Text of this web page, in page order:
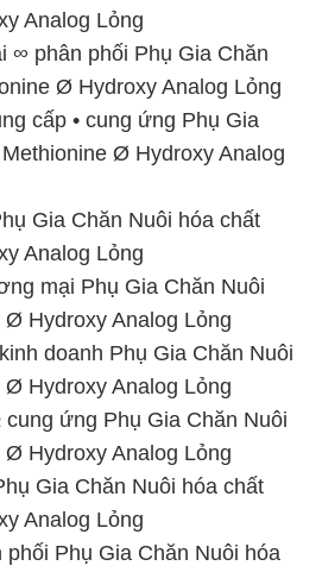
Analog Lỏng
∞ phân phối Phụ Gia Chăn
Ø Hydroxy Analog Lỏng
cấp • cung ứng Phụ Gia
Ø Hydroxy Analog
Gia Chăn Nuôi hóa chất
Analog Lỏng
mại Phụ Gia Chăn Nuôi
Hydroxy Analog Lỏng
doanh Phụ Gia Chăn Nuôi
Hydroxy Analog Lỏng
ứng Phụ Gia Chăn Nuôi
Hydroxy Analog Lỏng
Gia Chăn Nuôi hóa chất
Analog Lỏng
Phụ Gia Chăn Nuôi hóa